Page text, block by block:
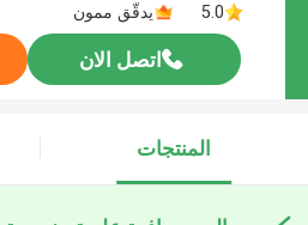
5.0
يدقّق ممون
اتصل الان
المنتجات